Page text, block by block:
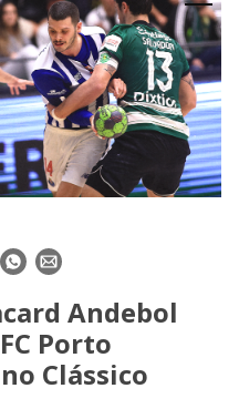
WhatsApp
E-
Andebol
Porto
Clássico